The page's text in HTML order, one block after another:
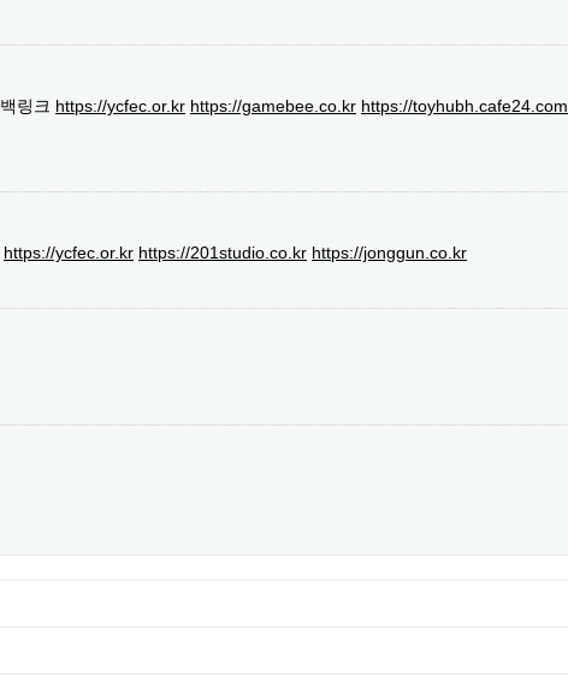
백링크 https://ycfec.or.kr https://gamebee.co.kr https://toyhubh.cafe24.com
https://ycfec.or.kr https://201studio.co.kr https://jonggun.co.kr